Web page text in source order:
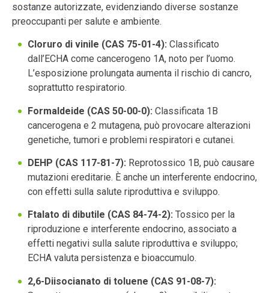
sostanze autorizzate, evidenziando diverse sostanze
preoccupanti per salute e ambiente.
Cloruro di vinile (CAS 75-01-4): Classificato
dall’ECHA come cancerogeno 1A, noto per l’uomo.
L’esposizione prolungata aumenta il rischio di cancro,
soprattutto respiratorio.
Formaldeide (CAS 50-00-0): Classificata 1B
cancerogena e 2 mutagena, può provocare alterazioni
genetiche, tumori e problemi respiratori e cutanei.
DEHP (CAS 117-81-7): Reprotossico 1B, può causare
mutazioni ereditarie. È anche un interferente endocrino,
con effetti sulla salute riproduttiva e sviluppo.
Ftalato di dibutile (CAS 84-74-2): Tossico per la
riproduzione e interferente endocrino, associato a
effetti negativi sulla salute riproduttiva e sviluppo;
ECHA valuta persistenza e bioaccumulo.
2,6-Diisocianato di toluene (CAS 91-08-7):